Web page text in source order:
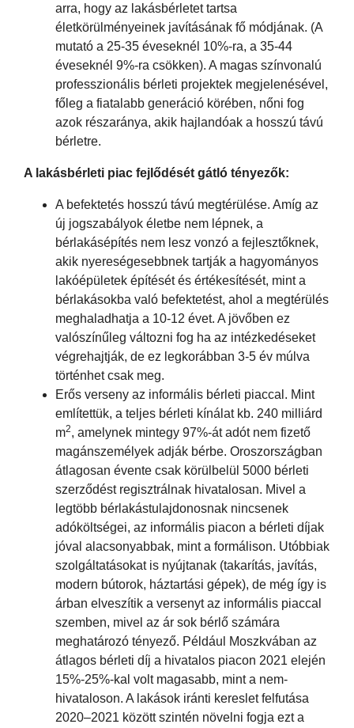
arra, hogy az lakásbérletet tartsa
életkörülményeinek javításának fő módjának. (A
mutató a 25-35 éveseknél 10%-ra, a 35-44
éveseknél 9%-ra csökken). A magas színvonalú
professzionális bérleti projektek megjelenésével,
főleg a fiatalabb generáció körében, nőni fog
azok részaránya, akik hajlandóak a hosszú távú
bérletre.
A lakásbérleti piac fejlődését gátló tényezők:
A befektetés hosszú távú megtérülése. Amíg az
új jogszabályok életbe nem lépnek, a
bérlakásépítés nem lesz vonzó a fejlesztőknek,
akik nyereségesebbnek tartják a hagyományos
lakóépületek építését és értékesítését, mint a
bérlakásokba való befektetést, ahol a megtérülés
meghaladhatja a 10-12 évet. A jövőben ez
valószínűleg változni fog ha az intézkedéseket
végrehajtják, de ez legkorábban 3-5 év múlva
történhet csak meg.
Erős verseny az informális bérleti piaccal. Mint
említettük, a teljes bérleti kínálat kb. 240 milliárd
m2, amelynek mintegy 97%-át adót nem fizető
magánszemélyek adják bérbe. Oroszországban
átlagosan évente csak körülbelül 5000 bérleti
szerződést regisztrálnak hivatalosan. Mivel a
legtöbb bérlakástulajdonosnak nincsenek
adóköltségei, az informális piacon a bérleti díjak
jóval alacsonyabbak, mint a formálison. Utóbbiak
szolgáltatásokat is nyújtanak (takarítás, javítás,
modern bútorok, háztartási gépek), de még így is
árban elveszítik a versenyt az informális piaccal
szemben, mivel az ár sok bérlő számára
meghatározó tényező. Például Moszkvában az
átlagos bérleti díj a hivatalos piacon 2021 elején
15%-25%-kal volt magasabb, mint a nem-
hivataloson. A lakások iránti kereslet felfutása
2020–2021 között szintén növelni fogja ezt a